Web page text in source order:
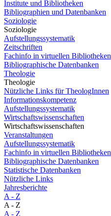
Institute und Bibliotheken
Bibliographien und Datenbanken
Soziologie
Soziologie
Aufstellungssystematik
Zeitschriften
Fachinfo in virtuellen Bibliotheken
Bibliographische Datenbanken
Theologie
Theologie
Nützliche Links für TheologInnen
Informationskompetenz
Aufstellungssystematik
Wirtschaftswissenschaften
Wirtschaftswissenschaften
Veranstaltungen
Aufstellungssystematik
Fachinfo in virtuellen Bibliotheken
Bibliographische Datenbanken
Statistische Datenbanken
Nützliche Links
Jahresberichte
A - Z
A - Z
A - Z